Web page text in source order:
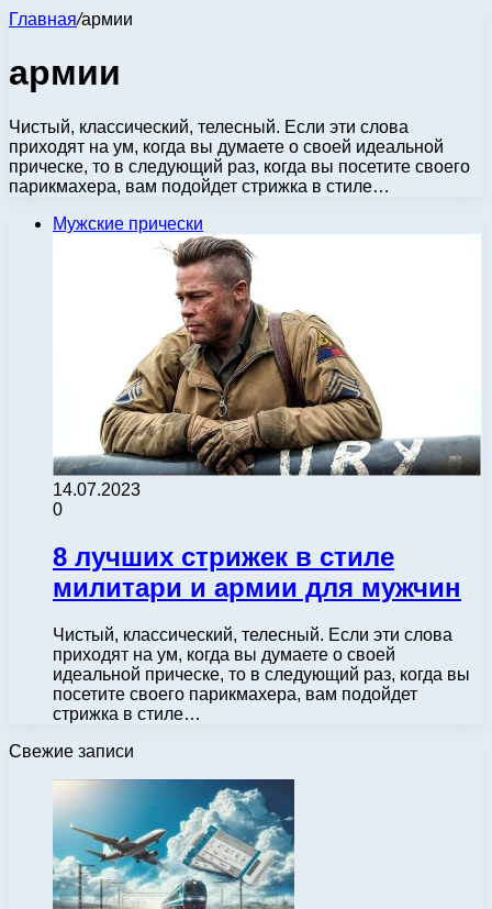
Главная/армии
армии
Чистый, классический, телесный. Если эти слова
приходят на ум, когда вы думаете о своей идеальной
прическе, то в следующий раз, когда вы посетите своего
парикмахера, вам подойдет стрижка в стиле…
Мужские прически
14.07.2023
0
8 лучших стрижек в стиле
милитари и армии для мужчин
Чистый, классический, телесный. Если эти слова
приходят на ум, когда вы думаете о своей
идеальной прическе, то в следующий раз, когда вы
посетите своего парикмахера, вам подойдет
стрижка в стиле…
Свежие записи